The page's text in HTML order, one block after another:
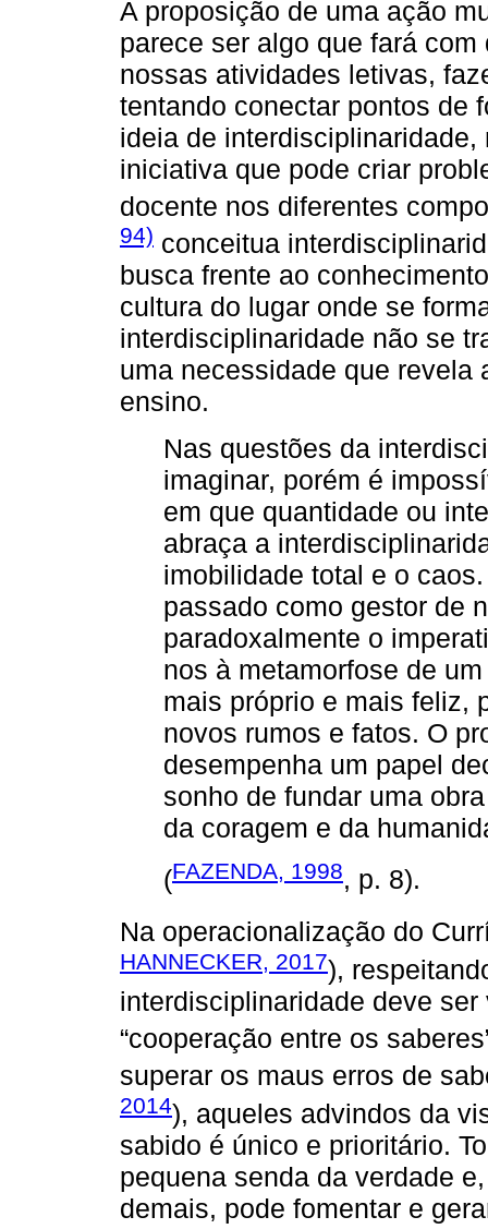
A proposição de uma ação
parece ser algo que fará
nossas atividades letivas,
tentando conectar pontos de
ideia de
iniciativa que pode criar
docente nos diferentes
94) conceitua
busca frente ao
cultura do lugar onde se
interdisciplinaridade não se
uma necessidade que revela
ensino.
Nas questões da
imaginar, porém é
em que quantidade ou
abraça a
imobilidade total e o
passado como gestor de
paradoxalmente o
nos à metamorfose de
mais próprio e mais feliz,
novos rumos e fatos. O
desempenha um papel
sonho de fundar uma
da coragem e da
(FAZENDA, 1998, p. 8).
Na operacionalização do
HANNECKER, 2017),
interdisciplinaridade deve ser
“cooperação entre os
superar os maus erros de
2014), aqueles advindos da
sabido é único e prioritário.
pequena senda da verdade
demais, pode fomentar e